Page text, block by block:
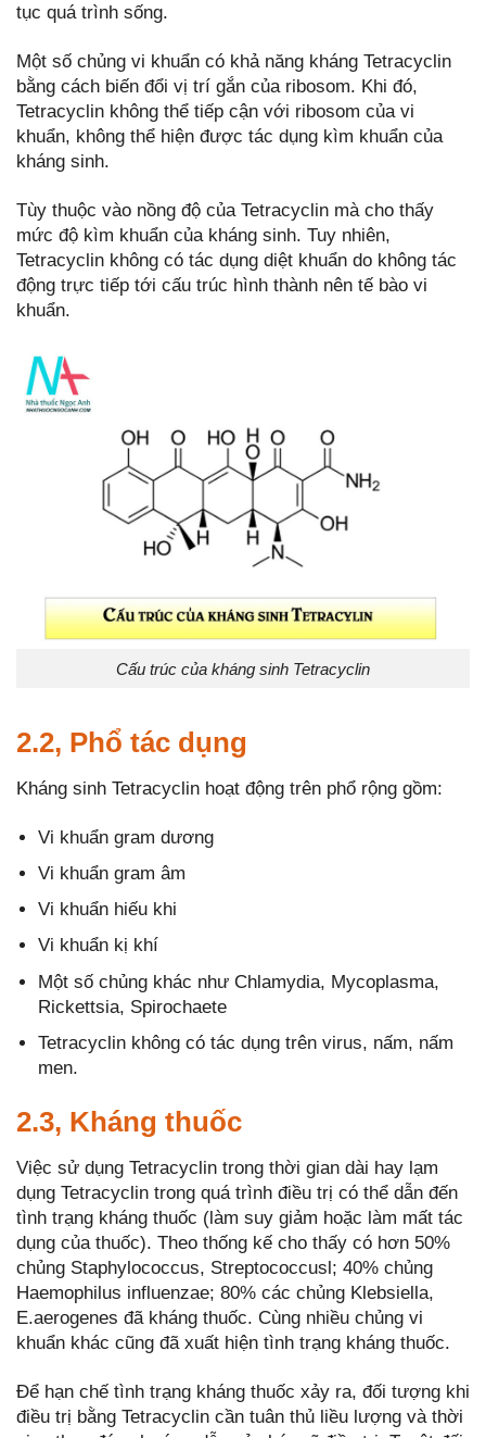
tục quá trình sống.
Một số chủng vi khuẩn có khả năng kháng Tetracyclin
bằng cách biến đổi vị trí gắn của ribosom. Khi đó,
Tetracyclin không thể tiếp cận với ribosom của vi
khuẩn, không thể hiện được tác dụng kìm khuẩn của
kháng sinh.
Tùy thuộc vào nồng độ của Tetracyclin mà cho thấy
mức độ kìm khuẩn của kháng sinh. Tuy nhiên,
Tetracyclin không có tác dụng diệt khuẩn do không tác
động trực tiếp tới cấu trúc hình thành nên tế bào vi
khuẩn.
Cấu trúc của kháng sinh Tetracyclin
2.2, Phổ tác dụng
Kháng sinh Tetracyclin hoạt động trên phổ rộng gồm:
Vi khuẩn gram dương
Vi khuẩn gram âm
Vi khuẩn hiếu khi
Vi khuẩn kị khí
Một số chủng khác như Chlamydia, Mycoplasma,
Rickettsia, Spirochaete
Tetracyclin không có tác dụng trên virus, nấm, nấm
men.
2.3, Kháng thuốc
Việc sử dụng Tetracyclin trong thời gian dài hay lạm
dụng Tetracyclin trong quá trình điều trị có thể dẫn đến
tình trạng kháng thuốc (làm suy giảm hoặc làm mất tác
dụng của thuốc). Theo thống kế cho thấy có hơn 50%
chủng Staphylococcus, Streptococcusl; 40% chủng
Haemophilus influenzae; 80% các chủng Klebsiella,
E.aerogenes đã kháng thuốc. Cùng nhiều chủng vi
khuẩn khác cũng đã xuất hiện tình trạng kháng thuốc.
Để hạn chế tình trạng kháng thuốc xảy ra, đối tượng khi
điều trị bằng Tetracyclin cần tuân thủ liều lượng và thời